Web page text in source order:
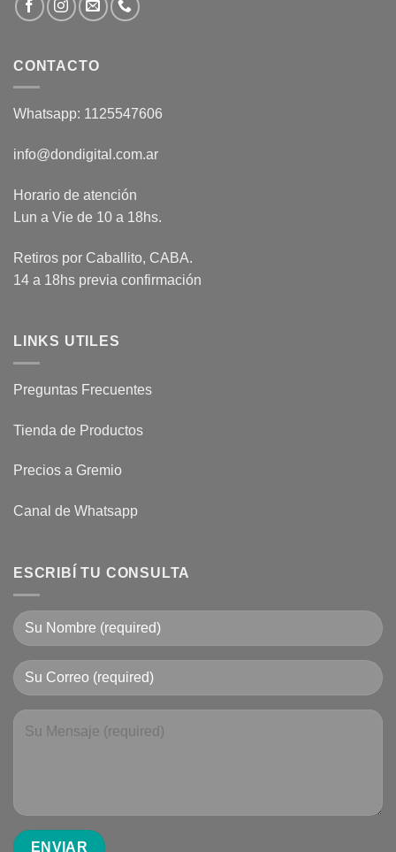
CONTACTO
Whatsapp: 1125547606
info@dondigital.com.ar
Horario de atención
Lun a Vie de 10 a 18hs.
Retiros por Caballito, CABA.
14 a 18hs previa confirmación
LINKS UTILES
Preguntas Frecuentes
Tienda de Productos
Precios a Gremio
Canal de Whatsapp
ESCRIBÍ TU CONSULTA